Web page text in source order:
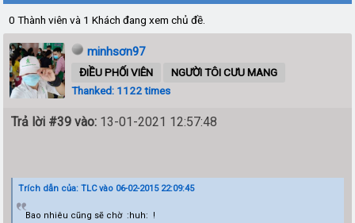
0 Thành viên và 1 Khách đang xem chủ đề.
minhsơn97
ĐIỀU PHỐI VIÊN
NGƯỜI TÔI CƯU MANG
Thanked: 1122 times
Trả lời #39 vào: 13-01-2021 12:57:48
Trích dẫn của: TLC vào 06-02-2015 22:09:45
Bao nhiêu cũng sẽ chờ :huh: !